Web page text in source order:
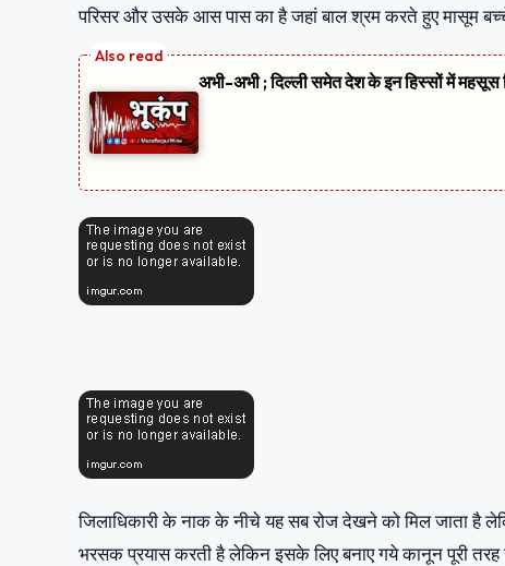
परिसर और उसके आस पास का है जहां बाल श्रम करते हुए मासूम
अभी-अभी ; दिल्ली समेत देश के इन हिस्सों में
जिलाधिकारी के नाक के नीचे यह सब रोज देखने को मिल जाता है
भरसक प्रयास करती है लेकिन इसके लिए बनाए गये कानून पूरी तरह से